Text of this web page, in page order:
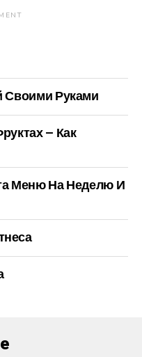
Своими Руками
— Как
Меню На Неделю И